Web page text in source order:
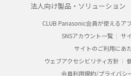
法人向け製品・ソリューション
CLUB Panasonic会員が使えるア
SNSアカウント一覧
サ
サイトのご利用にあ
ウェブアクセシビリティ方針
会員利用規約/プライバシ